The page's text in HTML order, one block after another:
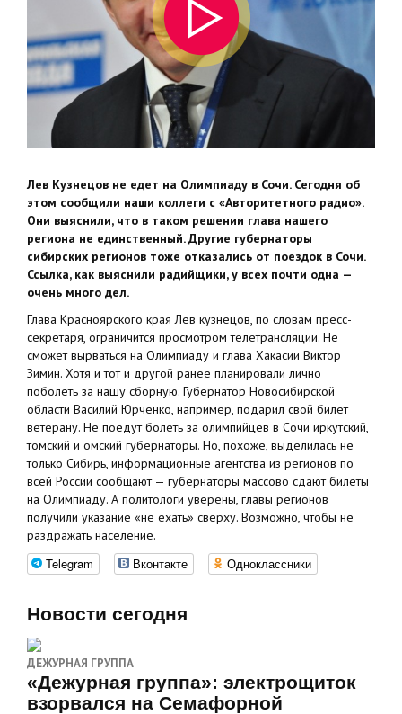
Лев Кузнецов не едет на Олимпиаду в Сочи. Сегодня об
этом сообщили наши коллеги с «Авторитетного радио».
Они выяснили, что в таком решении глава нашего
региона не единственный. Другие губернаторы
сибирских регионов тоже отказались от поездок в Сочи.
Ссылка, как выяснили радийщики, у всех почти одна —
очень много дел.
Глава Красноярского края Лев кузнецов, по словам пресс-
секретаря, ограничится просмотром телетрансляции. Не
сможет вырваться на Олимпиаду и глава Хакасии Виктор
Зимин​. Хотя и тот и другой ранее планировали лично
поболеть за нашу сборную. Губернатор Новосибирской
области Василий Юрченко, например, подарил свой билет
ветерану. Не поедут болеть за олимпийцев в Сочи иркутский,
томский и омский губернаторы. Но, похоже, выделилась не
только Сибирь, информационные агентства из регионов по
всей России сообщают — губернаторы массово сдают билеты
на Олимпиаду. А политологи уверены, главы регионов
получили указание «не ехать» сверху. Возможно, чтобы не
раздражать население.
Telegram Вконтакте Одноклассники
Новости сегодня
ДЕЖУРНАЯ ГРУППА
«Дежурная группа»: электрощиток
взорвался на Семафорной